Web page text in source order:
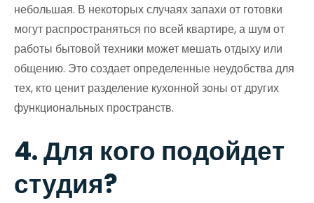
небольшая. В некоторых случаях запахи от готовки
могут распространяться по всей квартире, а шум от
работы бытовой техники может мешать отдыху или
общению. Это создает определенные неудобства для
тех, кто ценит разделение кухонной зоны от других
функциональных пространств.
4. Для кого подойдет
студия?